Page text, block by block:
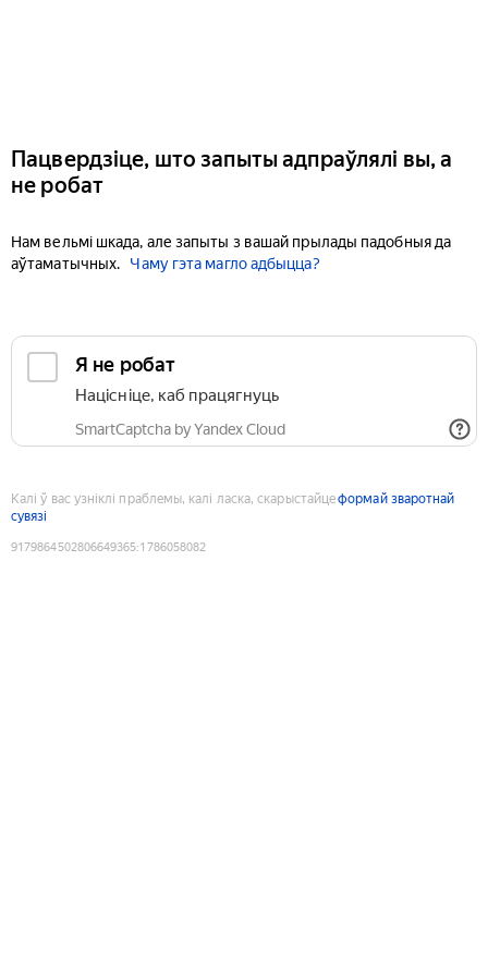
Пацвердзіце, што запыты адпраўлялі вы, а
не робат
Нам вельмі шкада, але запыты з вашай прылады падобныя да
аўтаматычных.
Чаму гэта магло адбыцца?
Я не робат
Націсніце, каб працягнуць
SmartCaptcha by Yandex Cloud
Калі ў вас узніклі праблемы, калі ласка, скарыстайцеформай зваротнай
сувязі
9179864502806649365:1786058082